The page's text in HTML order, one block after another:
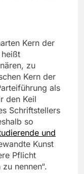
Kern der
zu
Kern der
als
den Keil
Schriftstellers
so
und
Kunst
Pflicht
nennen“.